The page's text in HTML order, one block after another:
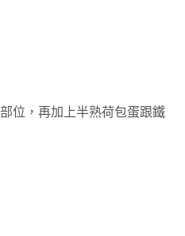
位，再加上半熟荷包蛋跟鐵